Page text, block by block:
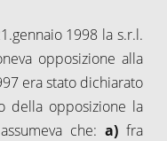
1998 la s.r.l.
opposizione alla
era stato dichiarato
della opposizione la
che: a) fra